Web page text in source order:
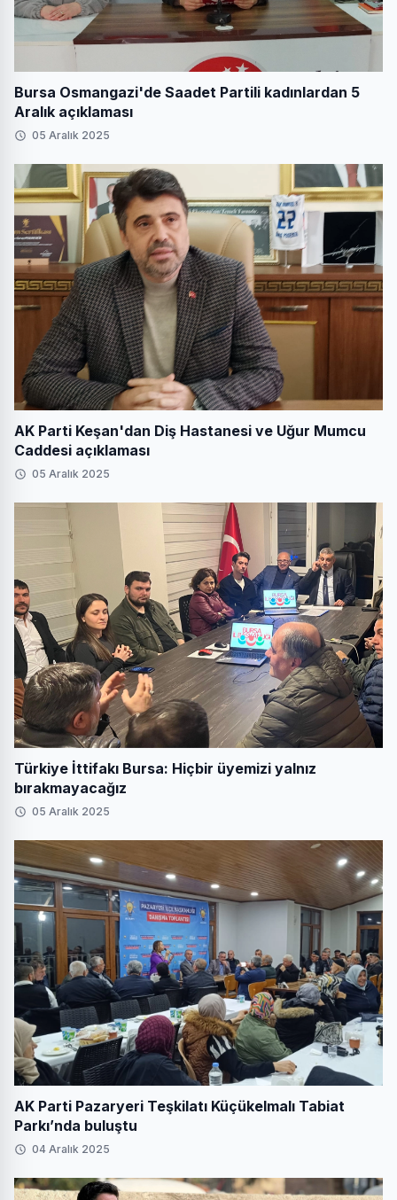
Bursa Osmangazi'de Saadet Partili kadınlardan 5
Aralık açıklaması
05 Aralık 2025
AK Parti Keşan'dan Diş Hastanesi ve Uğur Mumcu
Caddesi açıklaması
05 Aralık 2025
Türkiye İttifakı Bursa: Hiçbir üyemizi yalnız
bırakmayacağız
05 Aralık 2025
AK Parti Pazaryeri Teşkilatı Küçükelmalı Tabiat
Parkı’nda buluştu
04 Aralık 2025